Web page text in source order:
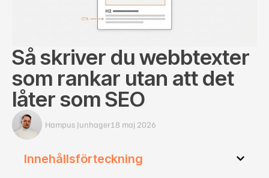
Så skriver du webbtexter
som rankar utan att det
låter som SEO
Hampus Junhager18 maj 2026
Innehållsförteckning